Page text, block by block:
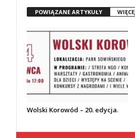
POWIĄZANE ARTYKUŁY
Wolski Korowód – 20. edycja.